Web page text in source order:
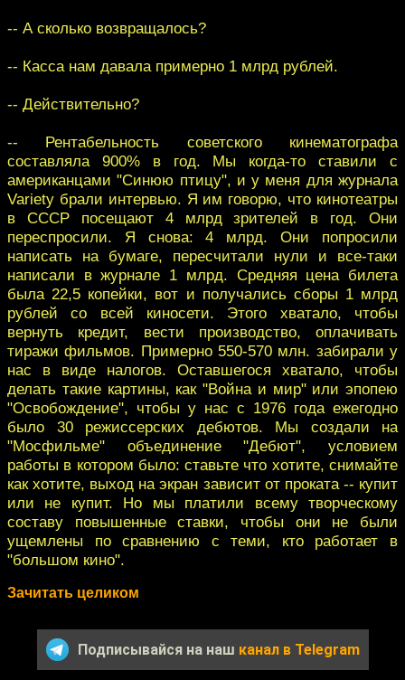
-- А сколько возвращалось?
-- Касса нам давала примерно 1 млрд рублей.
-- Действительно?
-- Рентабельность советского кинематографа
составляла 900% в год. Мы когда-то ставили с
американцами "Синюю птицу", и у меня для журнала
Variety брали интервью. Я им говорю, что кинотеатры
в СССР посещают 4 млрд зрителей в год. Они
переспросили. Я снова: 4 млрд. Они попросили
написать на бумаге, пересчитали нули и все-таки
написали в журнале 1 млрд. Средняя цена билета
была 22,5 копейки, вот и получались сборы 1 млрд
рублей со всей киносети. Этого хватало, чтобы
вернуть кредит, вести производство, оплачивать
тиражи фильмов. Примерно 550-570 млн. забирали у
нас в виде налогов. Оставшегося хватало, чтобы
делать такие картины, как "Война и мир" или эпопею
"Освобождение", чтобы у нас с 1976 года ежегодно
было 30 режиссерских дебютов. Мы создали на
"Мосфильме" объединение "Дебют", условием
работы в котором было: ставьте что хотите, снимайте
как хотите, выход на экран зависит от проката -- купит
или не купит. Hо мы платили всему творческому
составу повышенные ставки, чтобы они не были
ущемлены по сравнению с теми, кто работает в
"большом кино".
Зачитать целиком
Подписывайся на наш канал в Telegram